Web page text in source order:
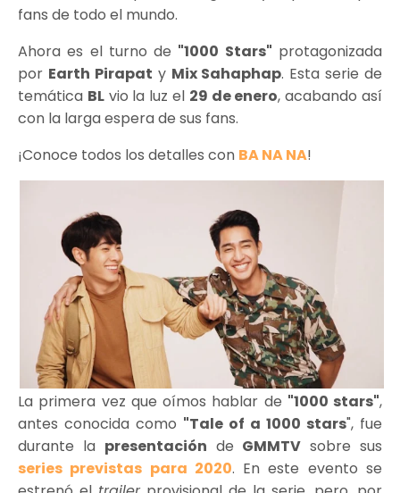
fans de todo el mundo.
Ahora es el turno de "1000 Stars" protagonizada
por Earth Pirapat y Mix Sahaphap. Esta serie de
temática BLvio la luz el 29 de enero, acabando así
con la larga espera de sus fans.
¡Conoce todos los detalles con BA NA NA!
La primera vez que oímos hablar de "1000 stars",
antes conocida como "Tale of a 1000 stars", fue
durante la presentación de GMMTV sobre sus
series previstas para 2020. En este evento se